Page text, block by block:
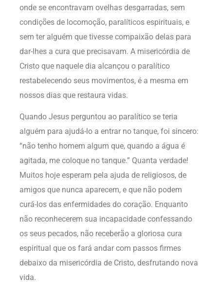
onde se encontravam ovelhas desgarradas, sem
condições de locomoção, paralíticos espirituais, e
sem ter alguém que tivesse compaixão delas para
dar-lhes a cura que precisavam. A misericórdia de
Cristo que naquele dia alcançou o paralítico
restabelecendo seus movimentos, é a mesma em
nossos dias que restaura vidas.
Quando Jesus perguntou ao paralítico se teria
alguém para ajudá-lo a entrar no tanque, foi sincero:
“não tenho homem algum que, quando a água é
agitada, me coloque no tanque.” Quanta verdade!
Muitos hoje esperam pela ajuda de religiosos, de
amigos que nunca aparecem, e que não podem
curá-los das enfermidades do coração. Enquanto
não reconhecerem sua incapacidade confessando
os seus pecados, não receberão a gloriosa cura
espiritual que os fará andar com passos firmes
debaixo da misericórdia de Cristo, desfrutando nova
vida.